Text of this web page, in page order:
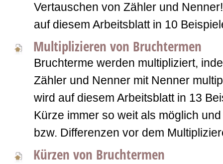
Vertauschen von Zähler und
auf diesem Arbeitsblatt in 10
Multiplizieren von Bruchtermen
Bruchterme werden multipliziert,
Zähler und Nenner mit Nenner
wird auf diesem Arbeitsblatt in 13
Kürze immer so weit als möglich
bzw. Differenzen vor dem
Kürzen von Bruchtermen